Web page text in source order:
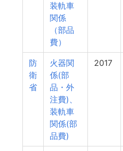
装軌車
関係
（部品
費）
防
衛
省
火器関
係(部
品・外
注費)、
装軌車
関係(部
品費)
2017